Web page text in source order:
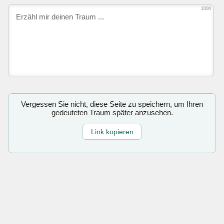
1000
Vergessen Sie nicht, diese Seite zu speichern, um Ihren
gedeuteten Traum später anzusehen.
Link kopieren